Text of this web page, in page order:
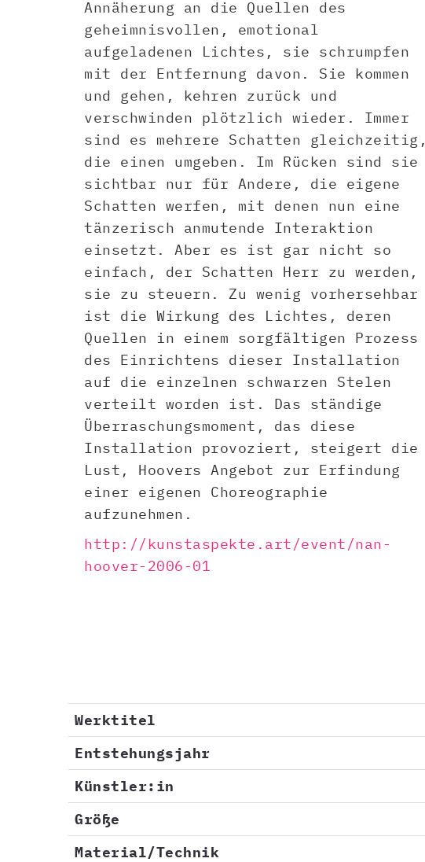
Annäherung an die Quellen des
geheimnisvollen, emotional
aufgeladenen Lichtes, sie schrumpfen
mit der Entfernung davon. Sie kommen
und gehen, kehren zurück und
verschwinden plötzlich wieder. Immer
sind es mehrere Schatten gleichzeitig,
die einen umgeben. Im Rücken sind sie
sichtbar nur für Andere, die eigene
Schatten werfen, mit denen nun eine
tänzerisch anmutende Interaktion
einsetzt. Aber es ist gar nicht so
einfach, der Schatten Herr zu werden,
sie zu steuern. Zu wenig vorhersehbar
ist die Wirkung des Lichtes, deren
Quellen in einem sorgfältigen Prozess
des Einrichtens dieser Installation
auf die einzelnen schwarzen Stelen
verteilt worden ist. Das ständige
Überraschungsmoment, das diese
Installation provoziert, steigert die
Lust, Hoovers Angebot zur Erfindung
einer eigenen Choreographie
aufzunehmen.
http://kunstaspekte.art/event/nan-
hoover-2006-01
Werktitel
Entstehungsjahr
Künstler:in
Größe
Material/Technik